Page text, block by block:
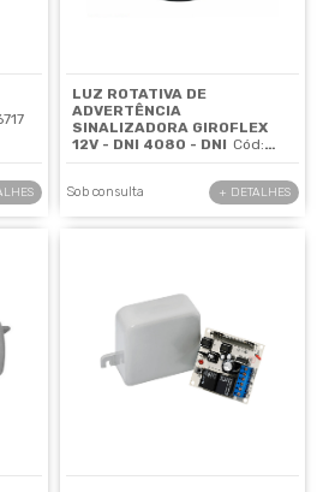
LUZ ROTATIVA DE
ADVERTÊNCIA
SINALIZADORA GIROFLEX
12V - DNI 4080 - DNI Cód:
Sob consulta + DETALHES